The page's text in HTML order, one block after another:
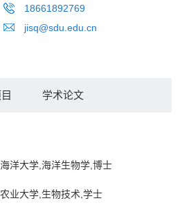
18661892769
jisq@sdu.edu.cn
学术论文
洋大学,海洋生物学,博士
业大学,生物技术,学士